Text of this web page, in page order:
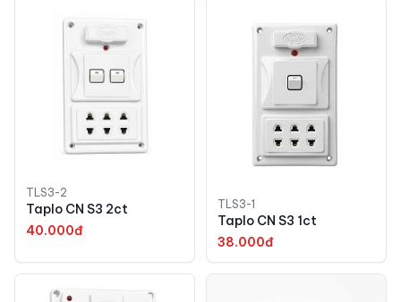
TLS3-2
Taplo CN S3 2ct
40.000đ
TLS3-1
Taplo CN S3 1ct
38.000đ